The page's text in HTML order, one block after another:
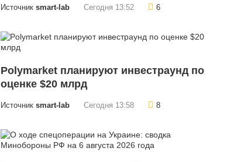
Источник smart-lab Сегодня 13:52 6
Polymarket планируют инвестраунд по
оценке $20 млрд
Источник smart-lab Сегодня 13:58 8